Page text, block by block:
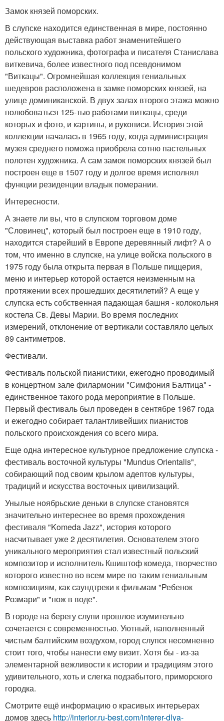
Замок князей поморских.
В слупске находится единственная в мире, постоянно
действующая выставка работ знаменитейшего
польского художника, фотографа и писателя Станислава
виткевича, более известного под псевдонимом
"Виткацы". Огромнейшая коллекция гениальных
шедевров расположена в замке поморских князей, на
улице доминиканской. В двух залах второго этажа можно
полюбоваться 125-тью работами виткацы, среди
которых и фото, и картины, и рукописи. История этой
коллекции началась в 1965 году, когда администрация
музея среднего поможа приобрела сотню пастельных
полотен художника. А сам замок поморских князей был
построен еще в 1507 году и долгое время исполнял
функции резиденции владык померании.
Интересности.
А знаете ли вы, что в слупском торговом доме
"Словинец", который был построен еще в 1910 году,
находится старейший в Европе деревянный лифт? А о
том, что именно в слупске, на улице войска польского в
1975 году была открыта первая в Польше пиццерия,
меню и интерьер которой остается неизменным на
протяжении всех прошедших десятилетий? А еще у
слупска есть собственная падающая башня - колокольня
костела Св. Девы Марии. Во время последних
измерений, отклонение от вертикали составляло целых
89 сантиметров.
Фестивали.
Фестиваль польской пианистики, ежегодно проводимый
в концертном зале филармонии "Симфония Балтица" -
единственное такого рода мероприятие в Польше.
Первый фестиваль был проведен в сентябре 1967 года
и ежегодно собирает талантливейших пианистов
польского происхождения со всего мира.
Еще одна интересное культурное предложение слупска -
фестиваль восточной культуры "Mundus Orientalis",
собирающий под своим крылом адептов культуры,
традиций и искусства восточных цивилизаций.
Унылые ноябрьские деньки в слупске становятся
значительно интереснее во время прохождения
фестиваля "Komeda Jazz", история которого
насчитывает уже 2 десятилетия. Основателем этого
уникального мероприятия стал известный польский
композитор и исполнитель Кшиштоф комеда, творчество
которого известно во всем мире по таким гениальным
композициям, как саундтреки к фильмам "Ребенок
Розмари" и "нож в воде".
В городе на берегу слупи прошлое изумительно
сочетается с современностью. Уютный, наполненный
чистым балтийским воздухом, город слупск несомненно
стоит того, чтобы нанести ему визит. Хотя бы - из-за
элементарной вежливости к истории и традициям этого
удивительного, хоть и слегка подзабытого, приморского
городка.
Смотрите ещё информацию о красивых интерьерах
домов здесь http://interior.ru-best.com/interer-dlya-